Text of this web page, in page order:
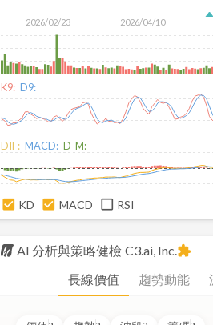
2026/02/23 2026/04/10
K9: D9:
DIF: MACD: D-M:
KD MACD RSI
AI 分析與策略健檢 C3.ai, Inc. extension
長線價值 趨勢動能